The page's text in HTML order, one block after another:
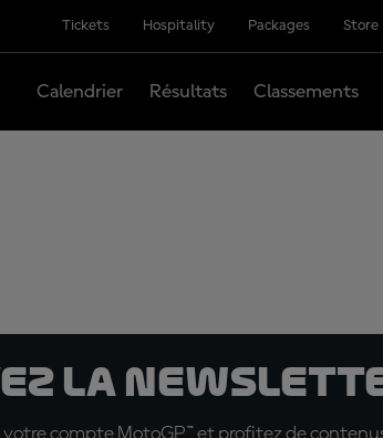
Tickets Hospitality Packages Store
Calendrier Résultats Classements
la
compte MotoGP™ et profitez de